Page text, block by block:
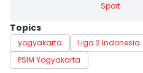
Sport
Topics
yogyakarta Liga 2 Indonesia
PSIM Yogyakarta